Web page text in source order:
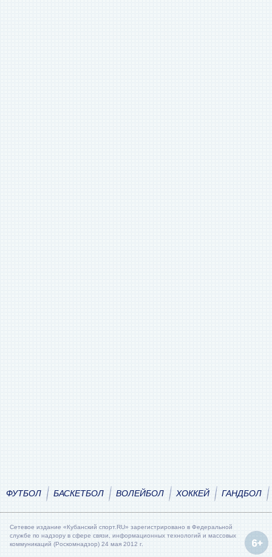
ФУТБОЛ БАСКЕТБОЛ ВОЛЕЙБОЛ ХОККЕЙ ГАНДБОЛ
Сетевое издание «Кубанский спорт.RU» зарегистрировано в Федеральной
службе по надзору в сфере связи, информационных технологий и массовых
коммуникаций (Роскомнадзор) 24 мая 2012 г.